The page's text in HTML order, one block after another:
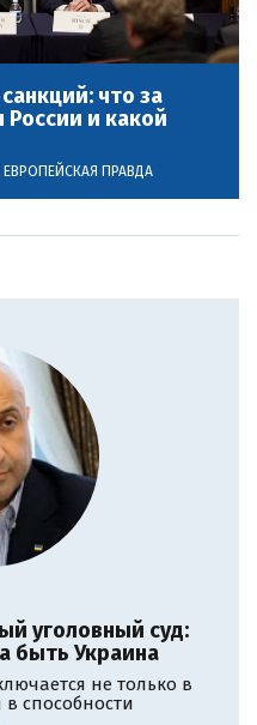
что за
и какой
ЕВРОПЕЙСКАЯ ПРАВДА
уголовный суд:
быть Украина
не только в
способности